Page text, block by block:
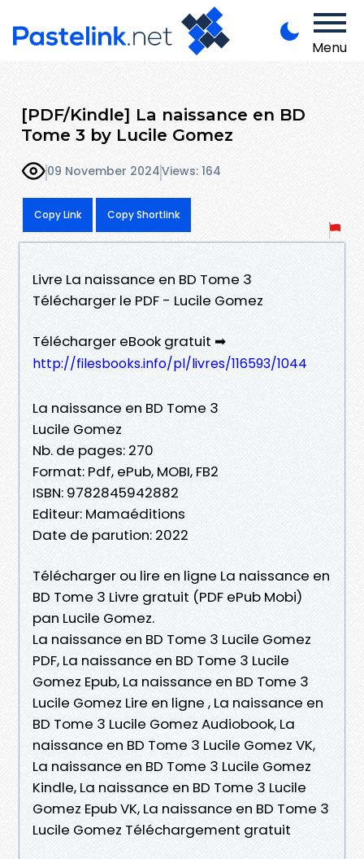
Menu
[PDF/Kindle] La naissance en BD
Tome 3 by Lucile Gomez
09 November 2024Views: 164
Copy Link Copy Shortlink
Livre La naissance en BD Tome 3
Télécharger le PDF - Lucile Gomez
Télécharger eBook gratuit ➡
http://filesbooks.info/pl/livres/116593/1044
La naissance en BD Tome 3
Lucile Gomez
Nb. de pages: 270
Format: Pdf, ePub, MOBI, FB2
ISBN: 9782845942882
Editeur: Mamaéditions
Date de parution: 2022
Télécharger ou lire en ligne La naissance en
BD Tome 3 Livre gratuit (PDF ePub Mobi)
pan Lucile Gomez.
La naissance en BD Tome 3 Lucile Gomez
PDF, La naissance en BD Tome 3 Lucile
Gomez Epub, La naissance en BD Tome 3
Lucile Gomez Lire en ligne , La naissance en
BD Tome 3 Lucile Gomez Audiobook, La
naissance en BD Tome 3 Lucile Gomez VK,
La naissance en BD Tome 3 Lucile Gomez
Kindle, La naissance en BD Tome 3 Lucile
Gomez Epub VK, La naissance en BD Tome 3
Lucile Gomez Téléchargement gratuit